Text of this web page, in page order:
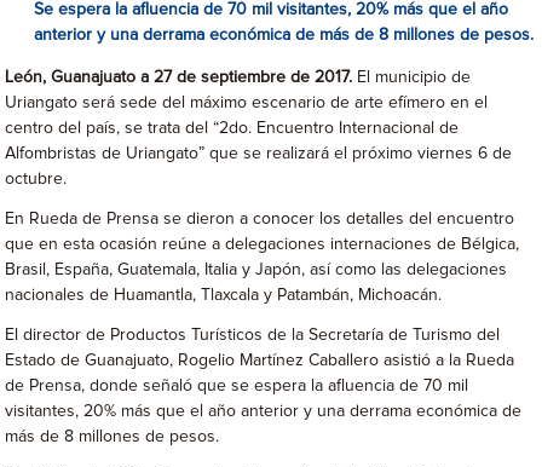
Se espera la afluencia de 70 mil visitantes, 20% más que el año
anterior y una derrama económica de más de 8 millones de pesos.
León, Guanajuato a 27 de septiembre de 2017. El municipio de
Uriangato será sede del máximo escenario de arte efímero en el
centro del país, se trata del “2do. Encuentro Internacional de
Alfombristas de Uriangato” que se realizará el próximo viernes 6 de
octubre.
En Rueda de Prensa se dieron a conocer los detalles del encuentro
que en esta ocasión reúne a delegaciones internaciones de Bélgica,
Brasil, España, Guatemala, Italia y Japón, así como las delegaciones
nacionales de Huamantla, Tlaxcala y Patambán, Michoacán.
El director de Productos Turísticos de la Secretaría de Turismo del
Estado de Guanajuato, Rogelio Martínez Caballero asistió a la Rueda
de Prensa, donde señaló que se espera la afluencia de 70 mil
visitantes, 20% más que el año anterior y una derrama económica de
más de 8 millones de pesos.